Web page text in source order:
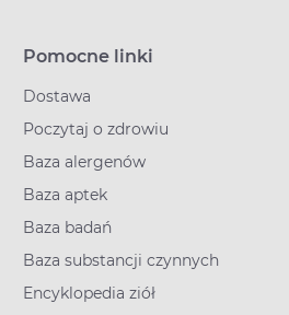
Pomocne linki
Dostawa
Poczytaj o zdrowiu
Baza alergenów
Baza aptek
Baza badań
Baza substancji czynnych
Encyklopedia ziół